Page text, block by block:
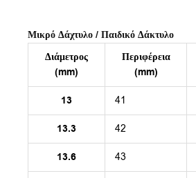
Μικρό Δάχτυλο / Παιδικό Δάκτυλο
Διάμετρος
(mm)
Περιφέρεια
(mm)
13 41
13.3 42
13.6 43